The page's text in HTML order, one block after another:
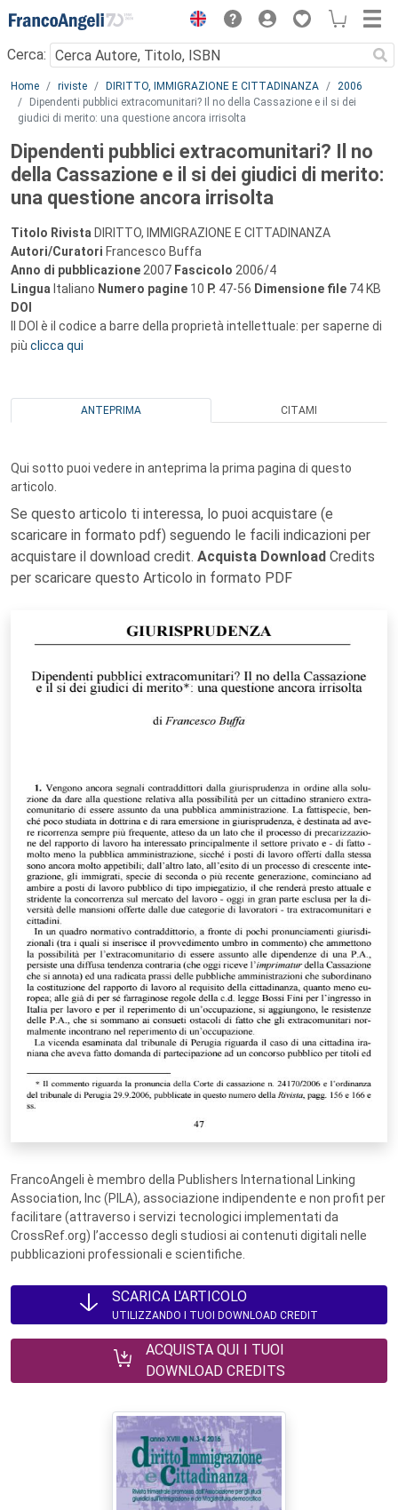
Menu
Cerca:
Main content
Home riviste DIRITTO, IMMIGRAZIONE E CITTADINANZA
2006
Dipendenti pubblici extracomunitari? Il no della Cassazione e il si dei
giudici di merito: una questione ancora irrisolta
Dipendenti pubblici extracomunitari? Il no
della Cassazione e il si dei giudici di merito:
una questione ancora irrisolta
Titolo Rivista DIRITTO, IMMIGRAZIONE E CITTADINANZA
Autori/Curatori Francesco Buffa
Anno di pubblicazione 2007 Fascicolo 2006/4
Lingua Italiano Numero pagine 10 P. 47-56 Dimensione file 74 KB
DOI
Il DOI è il codice a barre della proprietà intellettuale: per saperne di
più clicca qui
ANTEPRIMA CITAMI
Qui sotto puoi vedere in anteprima la prima pagina di questo
articolo.
Se questo articolo ti interessa, lo puoi acquistare (e
scaricare in formato pdf) seguendo le facili indicazioni per
acquistare il download credit. Acquista Download Credits
per scaricare questo Articolo in formato PDF
FrancoAngeli è membro della Publishers International Linking
Association, Inc (PILA), associazione indipendente e non profit per
facilitare (attraverso i servizi tecnologici implementati da
CrossRef.org) l’accesso degli studiosi ai contenuti digitali nelle
pubblicazioni professionali e scientifiche.
SCARICA L'ARTICOLO
UTILIZZANDO I TUOI DOWNLOAD CREDIT
ACQUISTA QUI I TUOI
DOWNLOAD CREDITS